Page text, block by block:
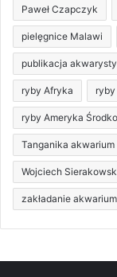
Paweł Czapczyk
pielęgnice Malawi
publikacja
ryby Afryka ryby
ryby Ameryka
Tanganika akwarium
Wojciech
zakładanie akwarium